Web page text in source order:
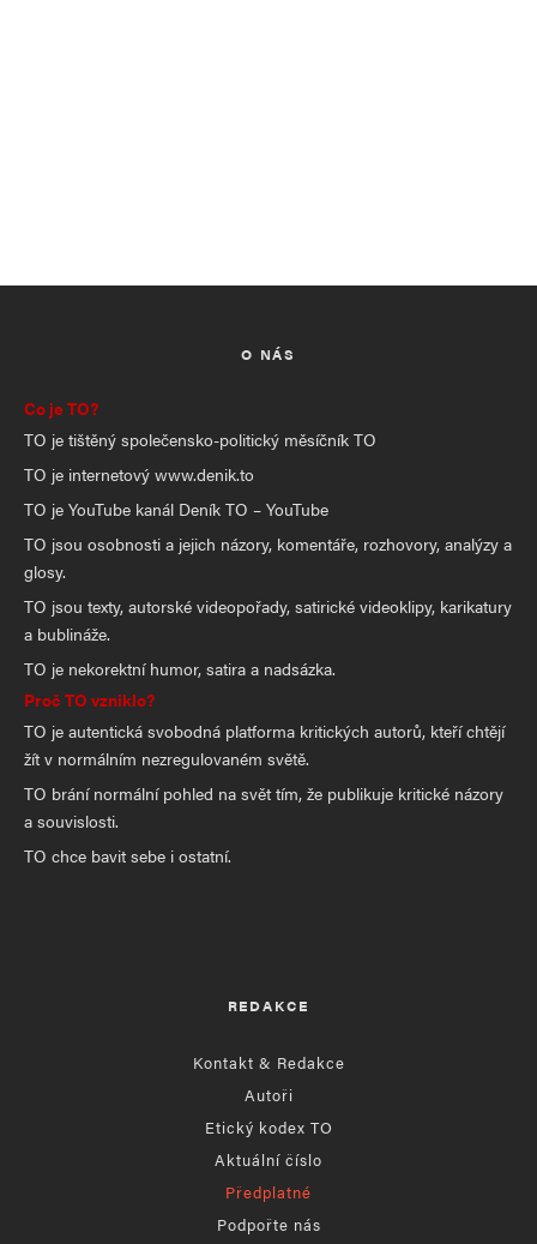
O NÁS
Co je TO?
TO je tištěný společensko-politický měsíčník TO
TO je internetový www.denik.to
TO je YouTube kanál Deník TO – YouTube
TO jsou osobnosti a jejich názory, komentáře, rozhovory, analýzy a
glosy.
TO jsou texty, autorské videopořady, satirické videoklipy, karikatury
a bublináže.
TO je nekorektní humor, satira a nadsázka.
Proč TO vzniklo?
TO je autentická svobodná platforma kritických autorů, kteří chtějí
žít v normálním nezregulovaném světě.
TO brání normální pohled na svět tím, že publikuje kritické názory
a souvislosti.
TO chce bavit sebe i ostatní.
REDAKCE
Kontakt & Redakce
Autoři
Etický kodex TO
Aktuální číslo
Předplatné
Podpořte nás